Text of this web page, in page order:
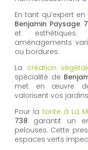
En tant qu’expert en
Benjamin Paysage
et
aménagements
ou bordures.
La création
spécialité de
met en œuvre
valorisent vos
Pour la tonte à La
738 garantit un
pelouses. Cette
espaces verts